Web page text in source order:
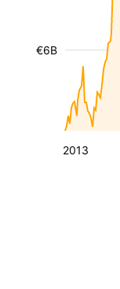
2013
€6B